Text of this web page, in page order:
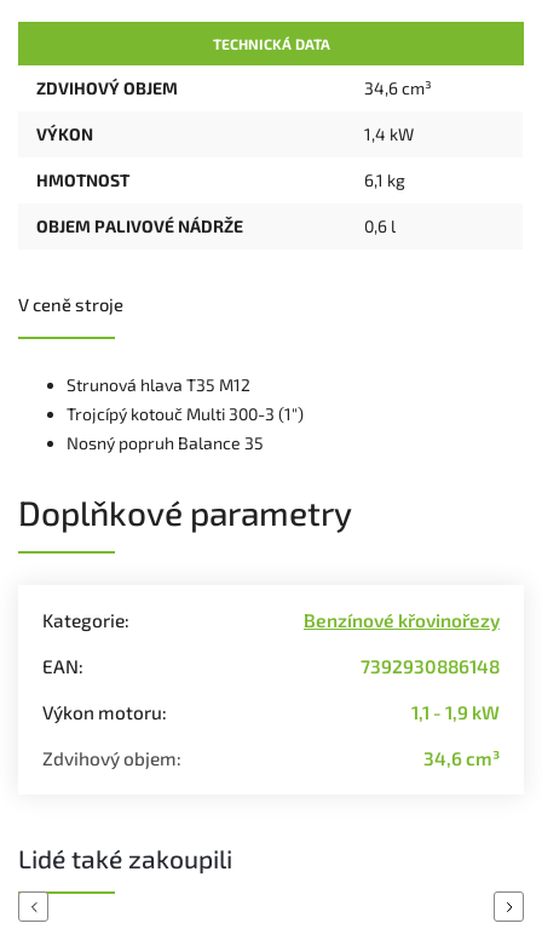
TECHNICKÁ DATA
ZDVIHOVÝ OBJEM 34,6 cm³
VÝKON 1,4 kW
HMOTNOST 6,1 kg
OBJEM PALIVOVÉ NÁDRŽE 0,6 l
V ceně stroje
Strunová hlava T35 M12
Trojcípý kotouč Multi 300-3 (1")
Nosný popruh Balance 35
Doplňkové parametry
Kategorie: Benzínové křovinořezy
EAN: 7392930886148
Výkon motoru: 1,1 - 1,9 kW
Zdvihový objem: 34,6 cm³
Lidé také zakoupili
Previous Next